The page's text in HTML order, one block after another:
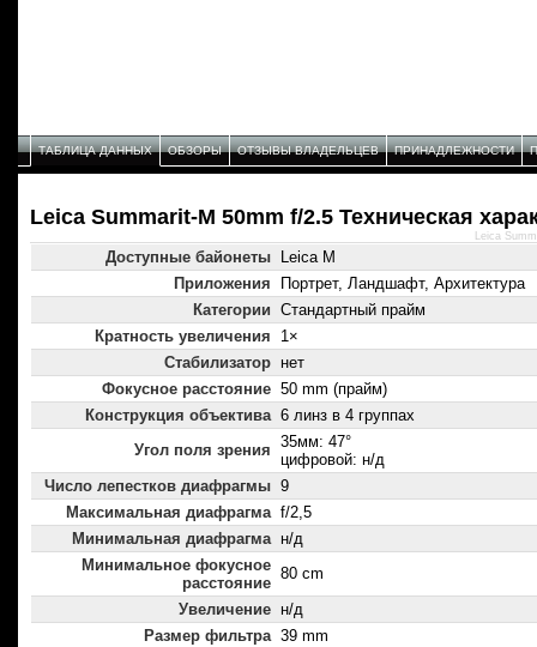
ТАБЛИЦА ДАННЫХ ОБЗОРЫ ОТЗЫВЫ ВЛАДЕЛЬЦЕВ ПРИНАДЛЕЖНОСТИ
Leica Summarit-M 50mm f/2.5 Техническая
Доступные байонеты
Leica M
Приложения
Портрет, Ландшафт, Архитектура
Категории Стандартный прайм
Кратность увеличения
1×
Стабилизатор нет
Фокусное расстояние 50 mm (прайм)
Конструкция объектива 6 линз в 4 группах
Угол поля зрения 35мм: 47°
цифровой: н/д
Число лепестков диафрагмы 9
Максимальная диафрагма f/2,5
Минимальная диафрагма н/д
Минимальное фокусное
расстояние
80 cm
Увеличение н/д
Размер фильтра 39 mm
Leica